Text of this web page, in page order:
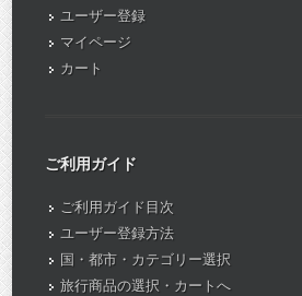
ユーザー登録
マイページ
カート
ご利用ガイド
ご利用ガイド目次
ユーザー登録方法
国・都市・カテゴリー選択
旅行商品の選択・カートへ